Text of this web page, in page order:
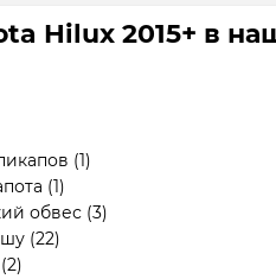
Hilux 2015+ в
(1)
(1)
обвес (3)
(22)
(2)